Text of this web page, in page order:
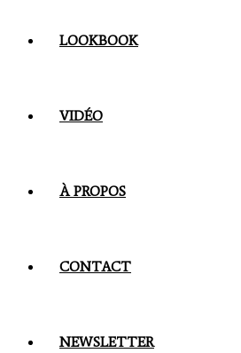
LOOKBOOK
VIDÉO
À PROPOS
CONTACT
NEWSLETTER